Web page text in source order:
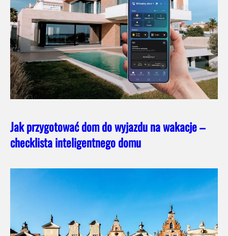
Jak przygotować dom do wyjazdu na wakacje –
checklista inteligentnego domu